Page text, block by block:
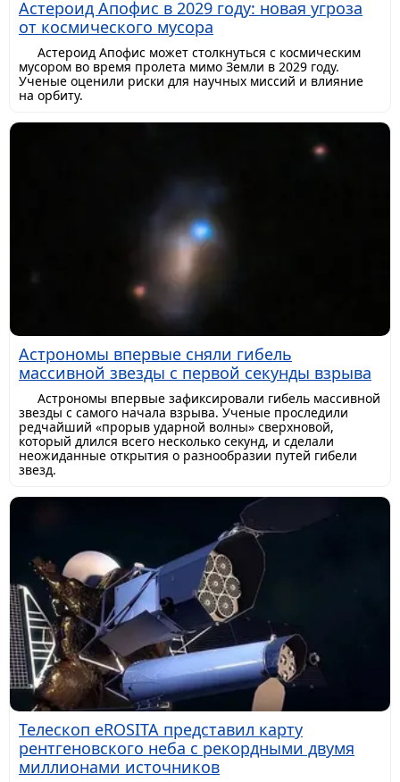
Астероид Апофис в 2029 году: новая угроза
от космического мусора
Астероид Апофис может столкнуться с космическим
мусором во время пролета мимо Земли в 2029 году.
Ученые оценили риски для научных миссий и влияние
на орбиту.
Астрономы впервые сняли гибель
массивной звезды с первой секунды взрыва
Астрономы впервые зафиксировали гибель массивной
звезды с самого начала взрыва. Ученые проследили
редчайший «прорыв ударной волны» сверхновой,
который длился всего несколько секунд, и сделали
неожиданные открытия о разнообразии путей гибели
звезд.
Телескоп eROSITA представил карту
рентгеновского неба с рекордными двумя
миллионами источников